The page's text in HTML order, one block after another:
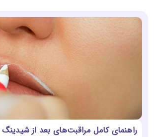
راهنمای کامل مراقبت‌های بعد از